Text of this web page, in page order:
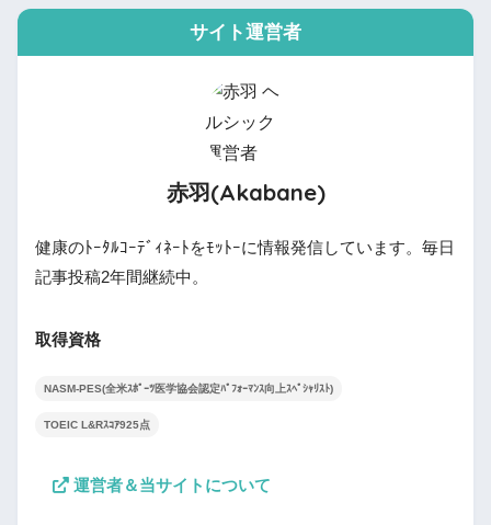
サイト運営者
赤羽(Akabane)
健康のﾄｰﾀﾙｺｰﾃﾞｨﾈｰﾄをﾓｯﾄｰに情報発信しています。毎日
記事投稿2年間継続中。
取得資格
NASM-PES(全米ｽﾎﾟｰﾂ医学協会認定ﾊﾟﾌｫｰﾏﾝｽ向上ｽﾍﾟｼｬﾘｽﾄ)
TOEIC L&Rｽｺｱ925点
運営者＆当サイトについて